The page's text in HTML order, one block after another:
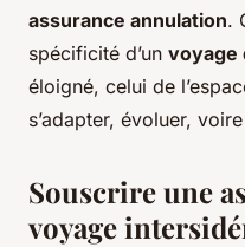
assurance annulation.
spécificité d’un voyage
éloigné, celui de
s’adapter, évoluer,
Souscrire une
voyage